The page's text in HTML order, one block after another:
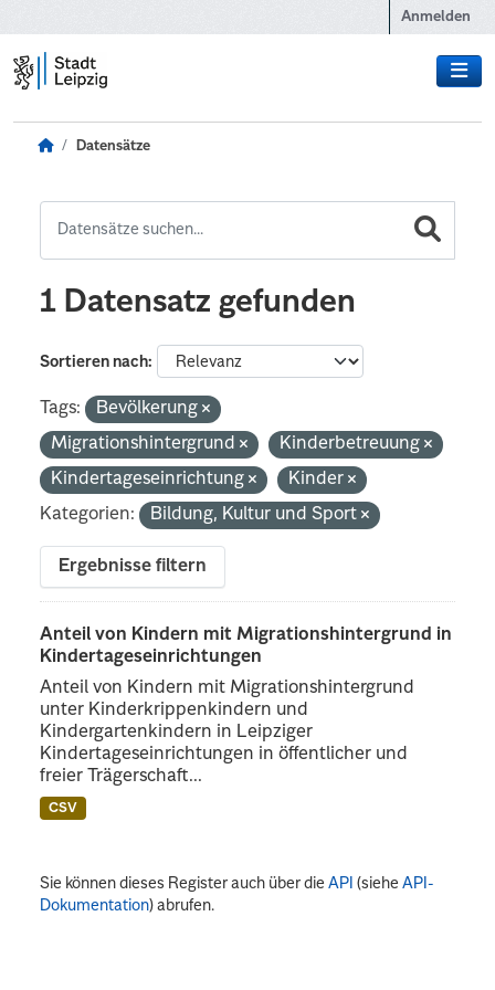
Anmelden
Datensätze
1 Datensatz gefunden
Sortieren nach
Tags:
Bevölkerung
Migrationshintergrund
Kinderbetreuung
Kindertageseinrichtung
Kinder
Kategorien:
Bildung, Kultur und Sport
Ergebnisse filtern
Anteil von Kindern mit Migrationshintergrund in
Kindertageseinrichtungen
Anteil von Kindern mit Migrationshintergrund
unter Kinderkrippenkindern und
Kindergartenkindern in Leipziger
Kindertageseinrichtungen in öffentlicher und
freier Trägerschaft...
CSV
Sie können dieses Register auch über dieAPI (sieheAPI-
Dokumentation) abrufen.